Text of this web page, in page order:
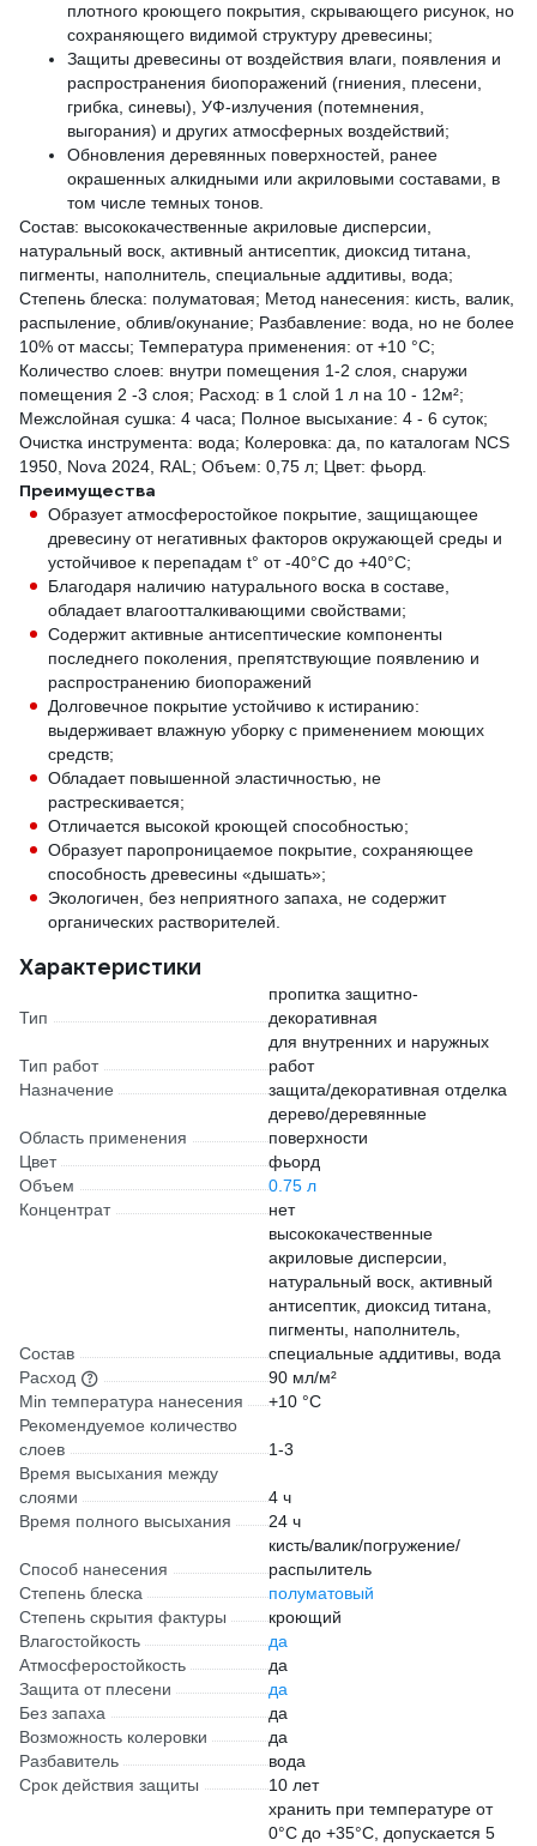
плотного кроющего покрытия, скрывающего рисунок, но
сохраняющего видимой структуру древесины;
Защиты древесины от воздействия влаги, появления и
распространения биопоражений (гниения, плесени,
грибка, синевы), УФ-излучения (потемнения,
выгорания) и других атмосферных воздействий;
Обновления деревянных поверхностей, ранее
окрашенных алкидными или акриловыми составами, в
том числе темных тонов.
Состав: высококачественные акриловые дисперсии,
натуральный воск, активный антисептик, диоксид титана,
пигменты, наполнитель, специальные аддитивы, вода;
Степень блеска: полуматовая; Метод нанесения: кисть, валик,
распыление, облив/окунание; Разбавление: вода, но не более
10% от массы; Температура применения: от +10 °С;
Количество слоев: внутри помещения 1-2 слоя, снаружи
помещения 2 -3 слоя; Расход: в 1 слой 1 л на 10 - 12м²;
Межслойная сушка: 4 часа; Полное высыхание: 4 - 6 суток;
Очистка инструмента: вода; Колеровка: да, по каталогам NCS
1950, Nova 2024, RAL; Объем: 0,75 л; Цвет: фьорд.
Преимущества
Образует атмосферостойкое покрытие, защищающее
древесину от негативных факторов окружающей среды и
устойчивое к перепадам t° от -40°С до +40°С;
Благодаря наличию натурального воска в составе,
обладает влагоотталкивающими свойствами;
Содержит активные антисептические компоненты
последнего поколения, препятствующие появлению и
распространению биопоражений
Долговечное покрытие устойчиво к истиранию:
выдерживает влажную уборку с применением моющих
средств;
Обладает повышенной эластичностью, не
растрескивается;
Отличается высокой кроющей способностью;
Образует паропроницаемое покрытие, сохраняющее
способность древесины «дышать»;
Экологичен, без неприятного запаха, не содержит
органических растворителей.
Характеристики
Тип
пропитка защитно-
декоративная
Тип работ
для внутренних и наружных
работ
Назначение
защита/декоративная отделка
Область применения
дерево/деревянные
поверхности
Цвет
фьорд
Объем
0.75 л
Концентрат
нет
Состав
высококачественные
акриловые дисперсии,
натуральный воск, активный
антисептик, диоксид титана,
пигменты, наполнитель,
специальные аддитивы, вода
Расход
90 мл/м²
Min температура нанесения
+10 °С
Рекомендуемое количество
слоев
1-3
Время высыхания между
слоями
4 ч
Время полного высыхания
24 ч
Способ нанесения
кисть/валик/погружение/
распылитель
Степень блеска
полуматовый
Степень скрытия фактуры
кроющий
Влагостойкость
да
Атмосферостойкость
да
Защита от плесени
да
Без запаха
да
Возможность колеровки
да
Разбавитель
вода
Срок действия защиты
10 лет
хранить при температуре от
0°С до +35°С, допускается 5